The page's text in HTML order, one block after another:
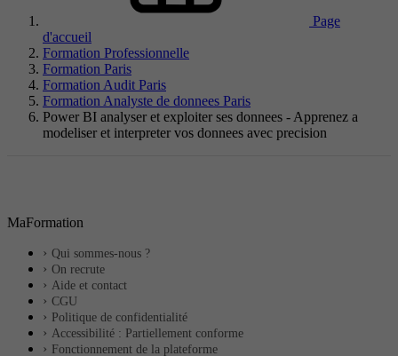
Page
d'accueil
Formation Professionnelle
Formation Paris
Formation Audit Paris
Formation Analyste de donnees Paris
Power BI analyser et exploiter ses donnees - Apprenez a
modeliser et interpreter vos donnees avec precision
MaFormation
Qui sommes-nous ?
On recrute
Aide et contact
CGU
Politique de confidentialité
Accessibilité : Partiellement conforme
Fonctionnement de la plateforme